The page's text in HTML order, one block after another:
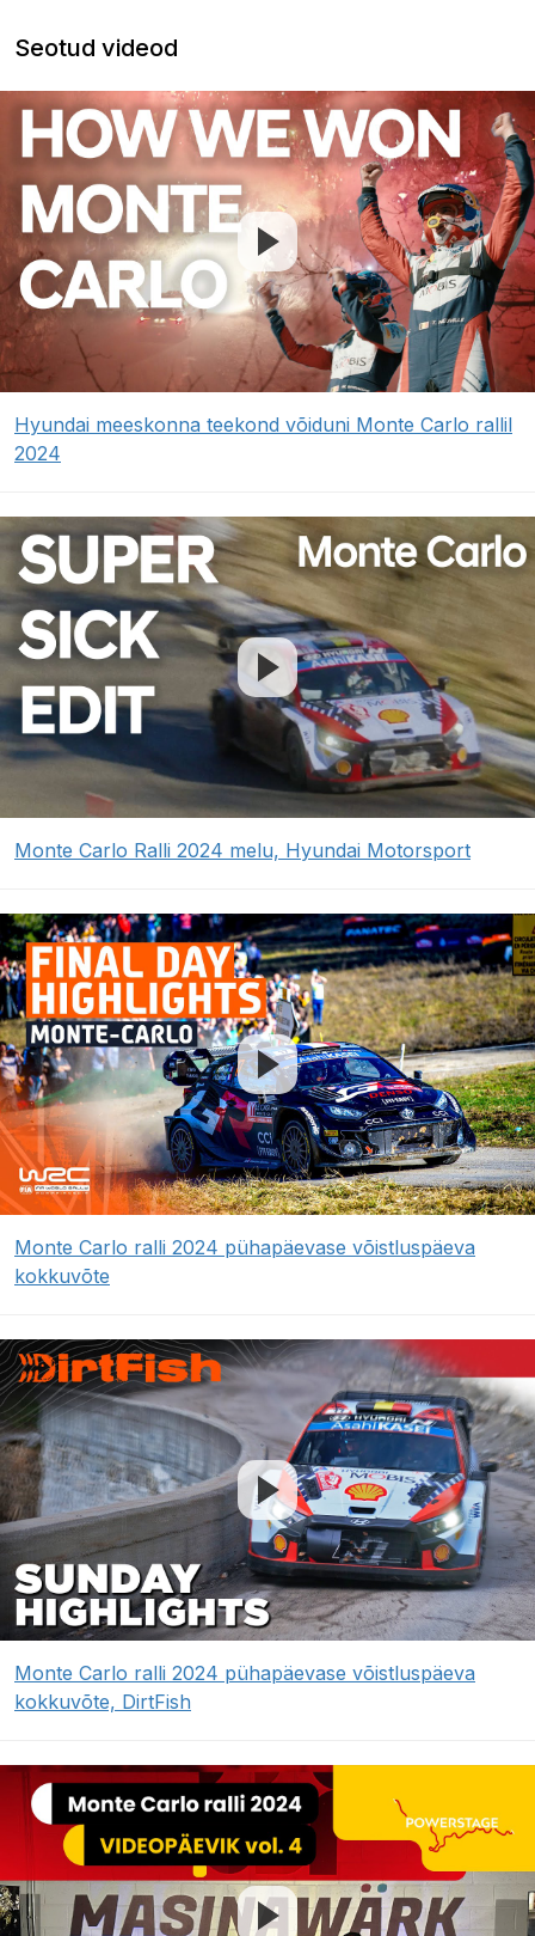
Seotud videod
Hyundai meeskonna teekond võiduni Monte Carlo rallil
2024
Monte Carlo Ralli 2024 melu, Hyundai Motorsport
Monte Carlo ralli 2024 pühapäevase võistluspäeva
kokkuvõte
Monte Carlo ralli 2024 pühapäevase võistluspäeva
kokkuvõte, DirtFish